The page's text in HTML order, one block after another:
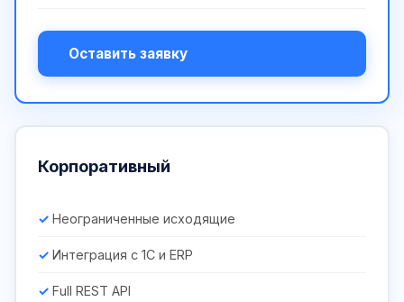
Оставить заявку
Корпоративный
Неограниченные исходящие
Интеграция с 1С и ERP
Full REST API